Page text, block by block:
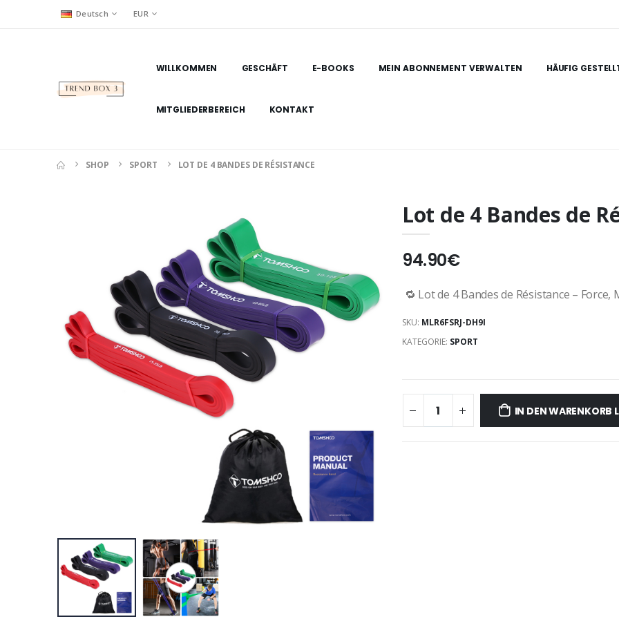
Deutsch EUR
WILLKOMMEN GESCHÄFT E-BOOKS MEIN ABONNEMENT VERWALTEN HÄUFIG
MITGLIEDERBEREICH KONTAKT
SHOP SPORT LOT DE 4 BANDES DE RÉSISTANCE
Lot de 4 Bandes de
94.90€
🔁 Lot de 4 Bandes de Résistance –
SKU: MLR6FSRJ-DH9I
KATEGORIE: SPORT
IN DEN WARENKORB